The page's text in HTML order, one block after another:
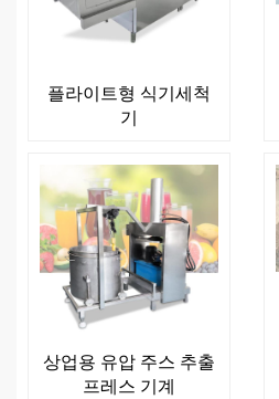
플라이트형 식기세척
기
상업용 유압 주스 추출
프레스 기계